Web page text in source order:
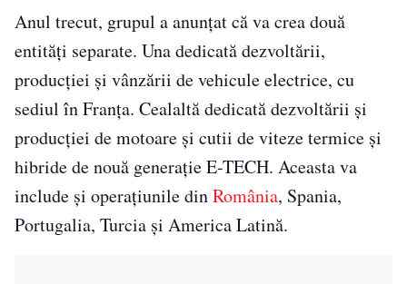
Anul trecut, grupul a anunţat că va crea două
entităţi separate. Una dedicată dezvoltării,
producţiei şi vânzării de vehicule electrice, cu
sediul în Franţa. Cealaltă dedicată dezvoltării şi
producţiei de motoare şi cutii de viteze termice şi
hibride de nouă generaţie E-TECH. Aceasta va
include și operaţiunile dinRomânia, Spania,
Portugalia, Turcia şi America Latină.